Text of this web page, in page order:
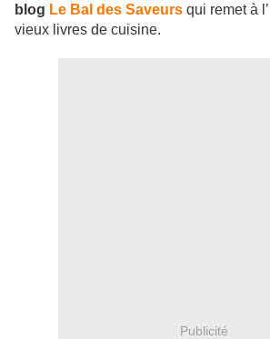
blog Le Bal des Saveurs qui remet à
vieux livres de cuisine.
Publicité